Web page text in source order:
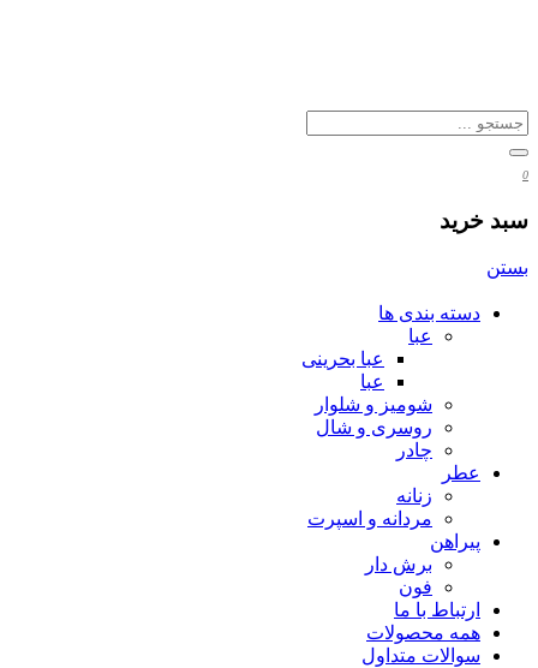
0
سبد خرید
بستن
دسته بندی ها
عبا
عبا بحرینی
عبا
شومیز و شلوار
روسری و شال
چادر
عطر
زنانه
مردانه و اسپرت
پیراهن
برش دار
فون
ارتباط با ما
همه محصولات
سوالات متداول